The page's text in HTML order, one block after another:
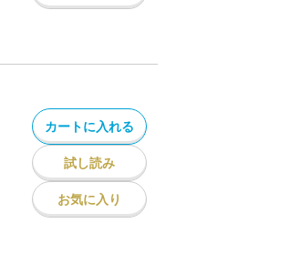
カートに入れる
試し読み
お気に入り